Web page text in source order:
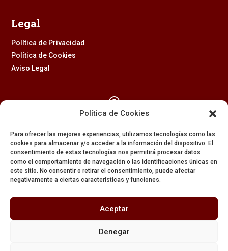
Política de Cookies
Para ofrecer las mejores experiencias, utilizamos tecnologías como las
cookies para almacenar y/o acceder a la información del dispositivo. El
consentimiento de estas tecnologías nos permitirá procesar datos
como el comportamiento de navegación o las identificaciones únicas en
este sitio. No consentir o retirar el consentimiento, puede afectar
negativamente a ciertas características y funciones.
Aceptar
Denegar
Legal
Política de Privacidad
Política de Cookies
Aviso Legal

954 229 437

608 84 84 82

secretaria@amargura.org
mayordomia@amargura.org